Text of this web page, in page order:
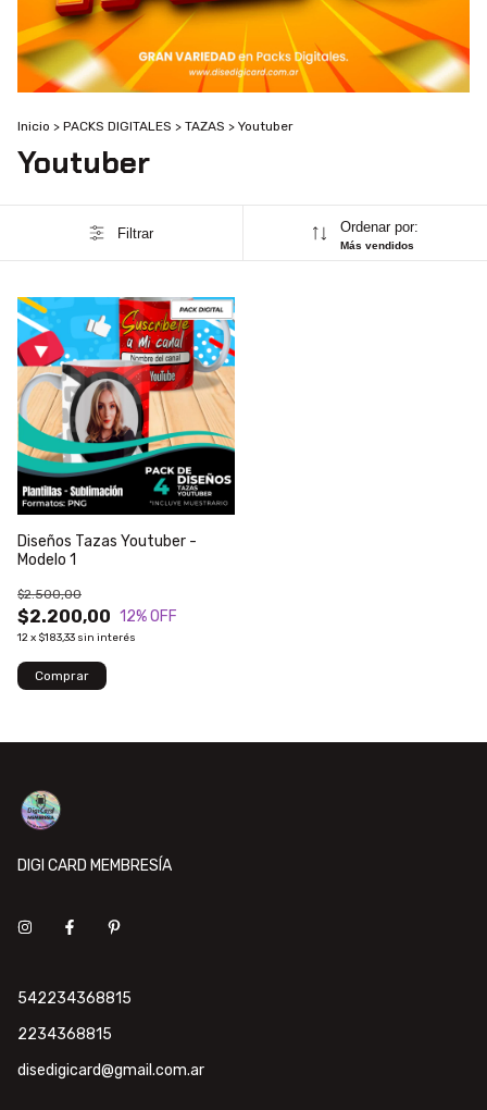
Inicio > PACKS DIGITALES > TAZAS > Youtuber
Youtuber
Filtrar Ordenar por:
Más vendidos
Diseños Tazas Youtuber -
Modelo 1
$2.200,00
$2.500,00
12% OFF
12x $183,33 sin interés
DIGI CARD MEMBRESÍA
542234368815
2234368815
disedigicard@gmail.com.ar